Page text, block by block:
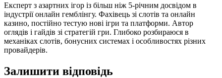
Експерт з азартних ігор із більш ніж 5-річним досвідом в
індустрії онлайн гемблінгу. Фахівець зі слотів та онлайн
казино, постійно тестую нові ігри та платформи. Автор
оглядів і гайдів зі стратегій гри. Глибоко розбираюся в
механіках слотів, бонусних системах і особливостях різних
провайдерів.
Залишити відповідь